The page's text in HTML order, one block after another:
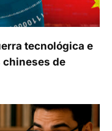
tecnológica e
chineses de